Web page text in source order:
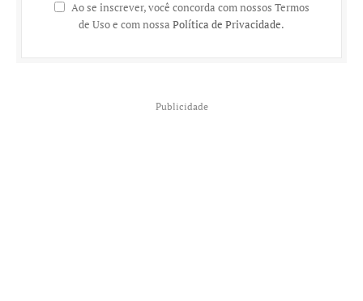
Ao se inscrever, você concorda com nossos Termos
de Uso e com nossa Política de Privacidade.
Publicidade